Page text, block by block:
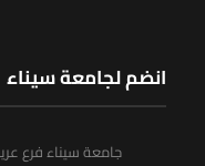
انضم لجامعة سيناء
جامعة سيناء فرع